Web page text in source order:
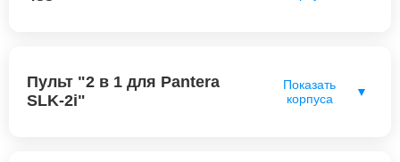
Пульт "2 в 1 для Pantera
SLK-2i"
Показать
корпуса
▼